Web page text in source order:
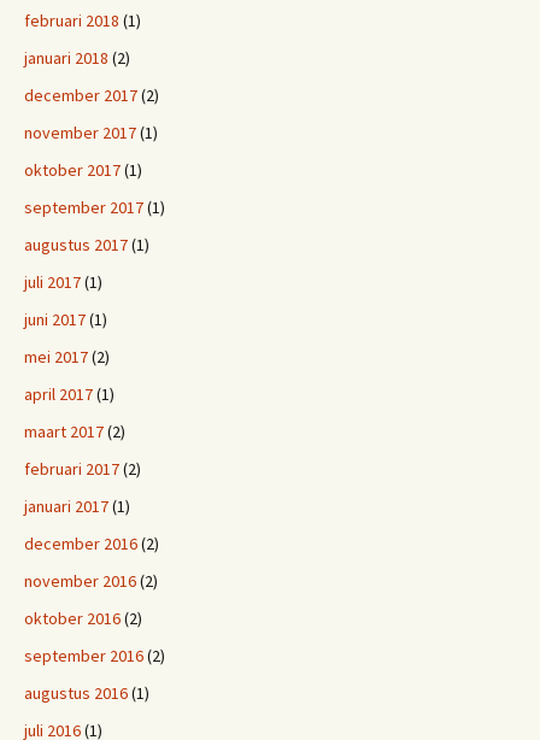
februari 2018 (1)
januari 2018 (2)
december 2017(2)
november 2017(1)
oktober 2017(1)
september 2017(1)
augustus 2017(1)
juli 2017(1)
juni 2017(1)
mei 2017(2)
april 2017(1)
maart 2017(2)
februari 2017(2)
januari 2017(1)
december 2016(2)
november 2016(2)
oktober 2016(2)
september 2016(2)
augustus 2016(1)
juli 2016(1)